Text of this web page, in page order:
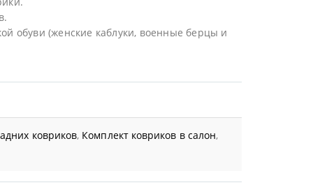
обуви (женские каблуки, военные берцы и
ковриков, Комплект ковриков в салон,